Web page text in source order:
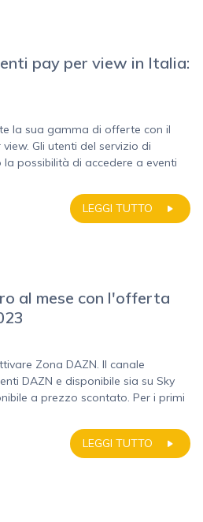
pay per view in Italia:
la sua gamma di offerte con il
Gli utenti del servizio di
possibilità di accedere a eventi
LEGGI TUTTO
al mese con l'offerta
Zona DAZN. Il canale
DAZN e disponibile sia su Sky
a prezzo scontato. Per i primi
LEGGI TUTTO